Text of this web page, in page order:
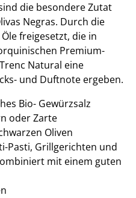
die besondere Zutat
Negras. Durch die
freigesetzt, die in
Premium-
Natural eine
und Duftnote ergeben.
Bio- Gewürzsalz
oder Zarte
Oliven
Pasti, Grillgerichten und
mit einem guten